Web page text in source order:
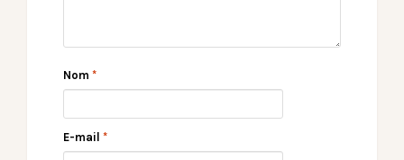
Nom *
E-mail *